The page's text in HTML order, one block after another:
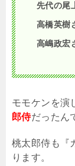
先代の尾
高橋英樹
高嶋政宏
モモケンを演
郎侍だったん
桃太郎侍も『
ります。